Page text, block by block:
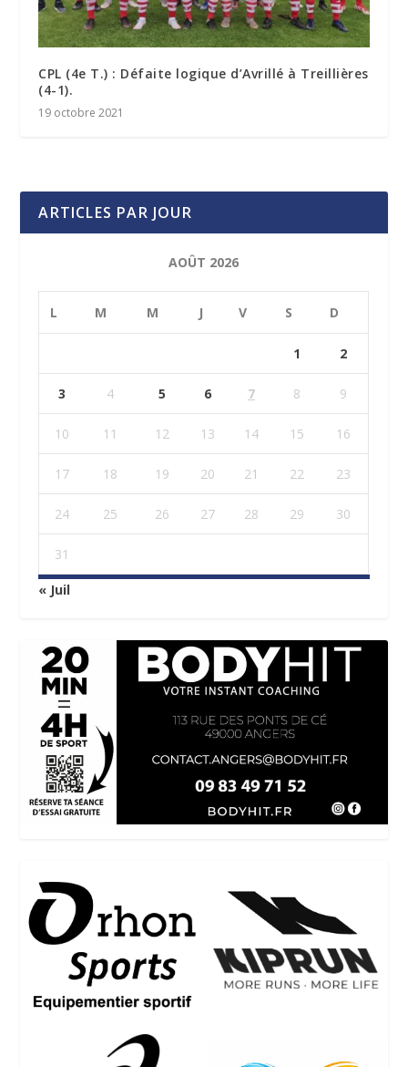
CPL (4e T.) : Défaite logique d’Avrillé à Treillières
(4-1).
19 octobre 2021
ARTICLES PAR JOUR
AOÛT 2026
L M M J V S D
1 2
3 4 5 6 7 8 9
10 11 12 13 14 15 16
17 18 19 20 21 22 23
24 25 26 27 28 29 30
31
« Juil